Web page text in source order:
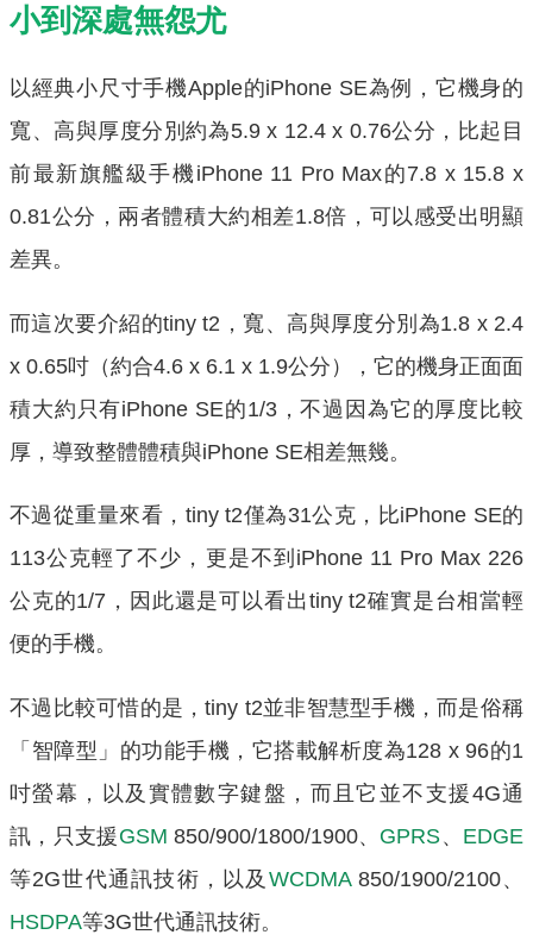
小到深處無怨尤
以經典小尺寸手機Apple的iPhone SE為例，它機身的
寬、高與厚度分別約為5.9 x 12.4 x 0.76公分，比起目
前最新旗艦級手機iPhone 11 Pro Max的7.8 x 15.8 x
0.81公分，兩者體積大約相差1.8倍，可以感受出明顯
差異。
而這次要介紹的tiny t2，寬、高與厚度分別為1.8 x 2.4
x 0.65吋（約合4.6 x 6.1 x 1.9公分），它的機身正面面
積大約只有iPhone SE的1/3，不過因為它的厚度比較
厚，導致整體體積與iPhone SE相差無幾。
不過從重量來看，tiny t2僅為31公克，比iPhone SE的
113公克輕了不少，更是不到iPhone 11 Pro Max 226
公克的1/7，因此還是可以看出tiny t2確實是台相當輕
便的手機。
不過比較可惜的是，tiny t2並非智慧型手機，而是俗稱
「智障型」的功能手機，它搭載解析度為128 x 96的1
吋螢幕，以及實體數字鍵盤，而且它並不支援4G通
訊，只支援GSM 850/900/1800/1900、 GPRS、 EDGE
等2G世代通訊技術，以及 WCDMA 850/1900/2100、
HSDPA等3G世代通訊技術。